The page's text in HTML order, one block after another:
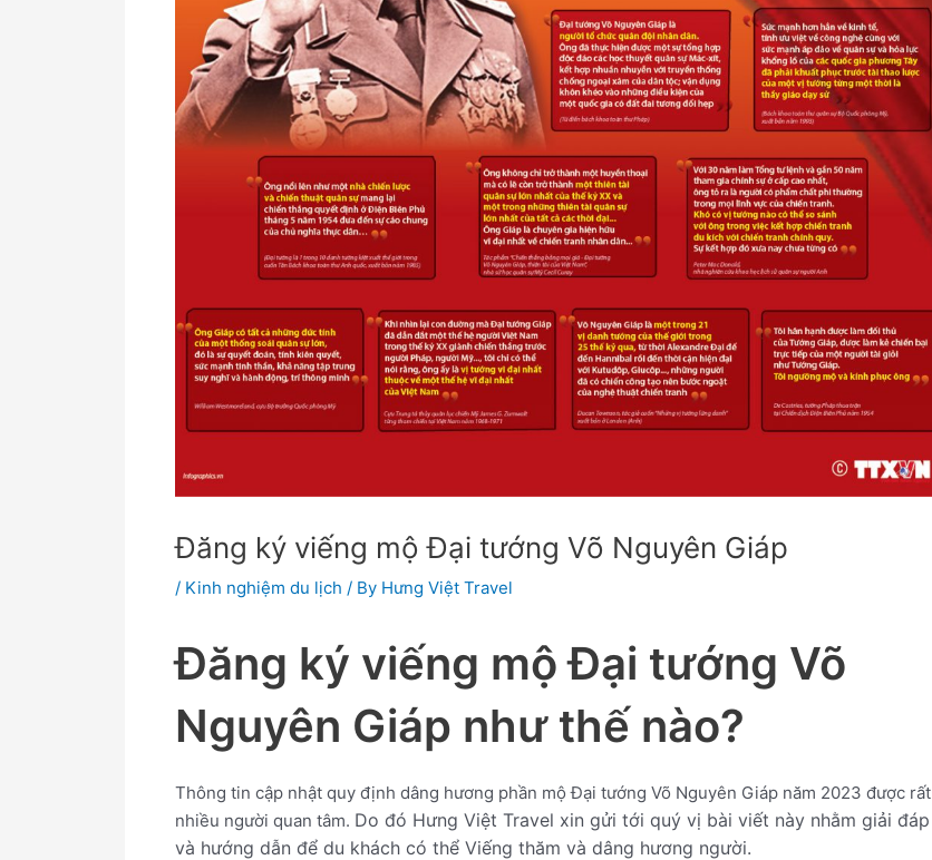
Đăng ký viếng mộ Đại tướng Võ Nguyên Giáp
/ Kinh nghiệm du lịch / By Hưng Việt Travel
Đăng ký viếng mộ Đại tướng Võ
Nguyên Giáp như thế nào?
Thông tin cập nhật quy định dâng hương phần mộ Đại tướng Võ Nguyên Giáp năm 2023 được rất
nhiều người quan tâm. Do đó Hưng Việt Travel xin gửi tới quý vị bài viết này nhằm giải đáp
và hướng dẫn để du khách có thể Viếng thăm và dâng hương người.